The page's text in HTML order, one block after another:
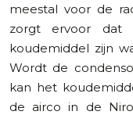
meestal voor de
zorgt ervoor dat
koudemiddel zijn
Wordt de
kan het
de airco in de